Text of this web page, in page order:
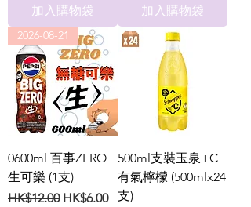
加入購物袋 加入購物袋
2026-08-21
0600ml 百事ZERO
生可樂 (1支)
一般價格
HK$12.00 促銷價格
HK$6.00
500ml支裝玉泉+C
有氣檸檬 (500mlx24
支)